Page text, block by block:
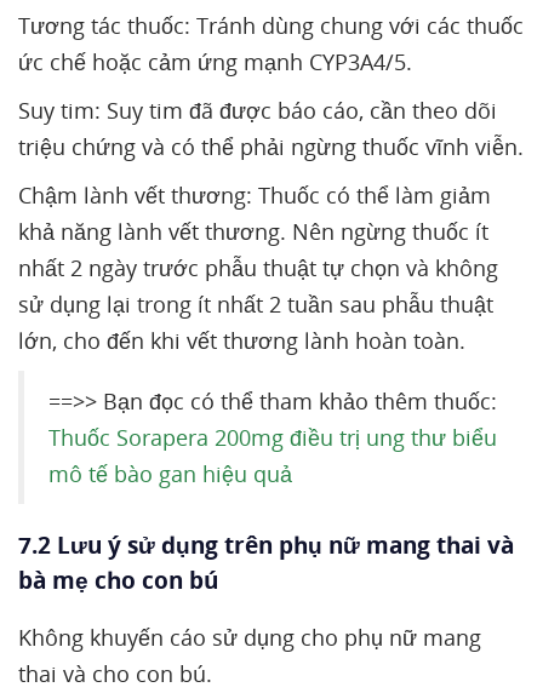
Tương tác thuốc: Tránh dùng chung với các thuốc
ức chế hoặc cảm ứng mạnh CYP3A4/5.
Suy tim: Suy tim đã được báo cáo, cần theo dõi
triệu chứng và có thể phải ngừng thuốc vĩnh viễn.
Chậm lành vết thương: Thuốc có thể làm giảm
khả năng lành vết thương. Nên ngừng thuốc ít
nhất 2 ngày trước phẫu thuật tự chọn và không
sử dụng lại trong ít nhất 2 tuần sau phẫu thuật
lớn, cho đến khi vết thương lành hoàn toàn.
==>> Bạn đọc có thể tham khảo thêm thuốc:
Thuốc Sorapera 200mg điều trị ung thư biểu
mô tế bào gan hiệu quả
7.2 Lưu ý sử dụng trên phụ nữ mang thai và
bà mẹ cho con bú
Không khuyến cáo sử dụng cho phụ nữ mang
thai và cho con bú.